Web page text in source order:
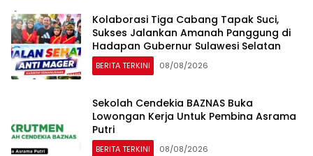
Kolaborasi Tiga Cabang Tapak Suci,
Sukses Jalankan Amanah Panggung di
Hadapan Gubernur Sulawesi Selatan
BERITA TERKINI 08/08/2026
Sekolah Cendekia BAZNAS Buka
Lowongan Kerja Untuk Pembina Asrama
Putri
BERITA TERKINI 08/08/2026